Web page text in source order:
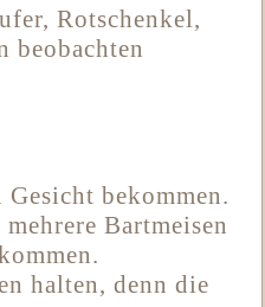
Rotschenkel,
beobachten
bekommen.
Bartmeisen
halten, denn die